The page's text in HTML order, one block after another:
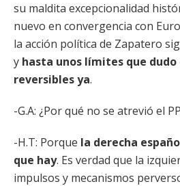
su maldita excepcionalidad
nuevo en convergencia con
la acción política de Zapatero
y hasta unos límites que dudo
reversibles ya.
-G.A: ¿Por qué no se atrevió el
-H.T: Porque la derecha
que hay. Es verdad que la
impulsos y mecanismos